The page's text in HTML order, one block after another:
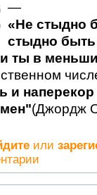
—
«Не стыдно
стыдно быть
ты в
и
(Джордж
или